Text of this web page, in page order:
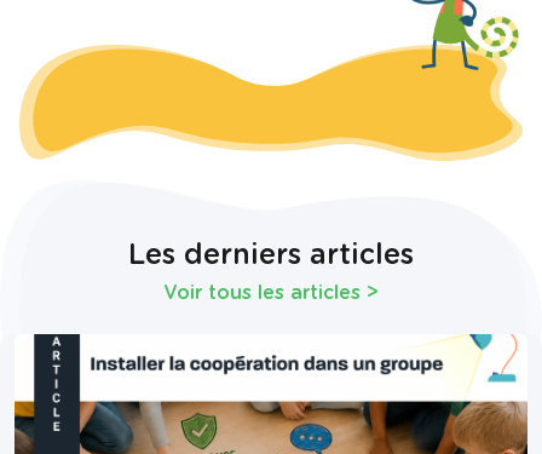
Les derniers articles
Voir tous les articles >